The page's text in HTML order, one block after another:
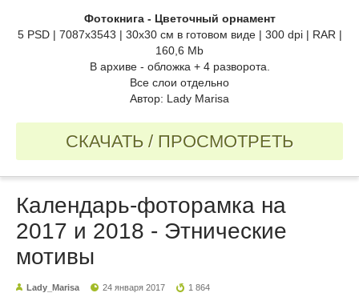
Фотокнига - Цветочный орнамент
5 PSD | 7087х3543 | 30х30 см в готовом виде | 300 dpi | RAR |
160,6 Mb
В архиве - обложка + 4 разворота.
Все слои отдельно
Автор: Lady Marisa
СКАЧАТЬ / ПРОСМОТРЕТЬ
Календарь-фоторамка на
2017 и 2018 - Этнические
мотивы
Lady_Marisa 24 января 2017 1 864